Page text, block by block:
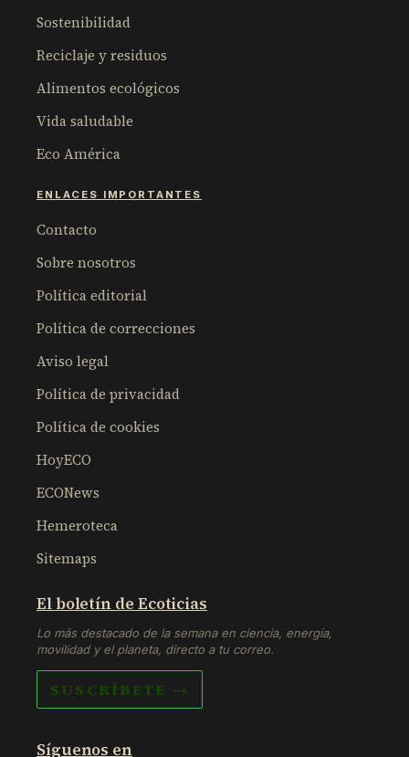
Sostenibilidad
Reciclaje y residuos
Alimentos ecológicos
Vida saludable
Eco América
ENLACES IMPORTANTES
Contacto
Sobre nosotros
Política editorial
Política de correcciones
Aviso legal
Política de privacidad
Política de cookies
HoyECO
ECONews
Hemeroteca
Sitemaps
El boletín de Ecoticias
Lo más destacado de la semana en ciencia, energía,
movilidad y el planeta, directo a tu correo.
SUSCRÍBETE →
Síguenos en